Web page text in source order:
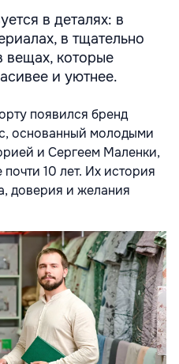
в деталях: в
в тщательно
вещах, которые
и уютнее.
появился бренд
основанный молодыми
и Сергеем Маленки,
10 лет. Их история
доверия и желания